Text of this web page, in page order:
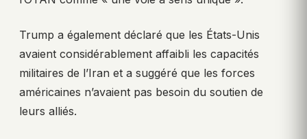
Trump a également déclaré que les États-Unis
avaient considérablement affaibli les capacités
militaires de l’Iran et a suggéré que les forces
américaines n’avaient pas besoin du soutien de
leurs alliés.